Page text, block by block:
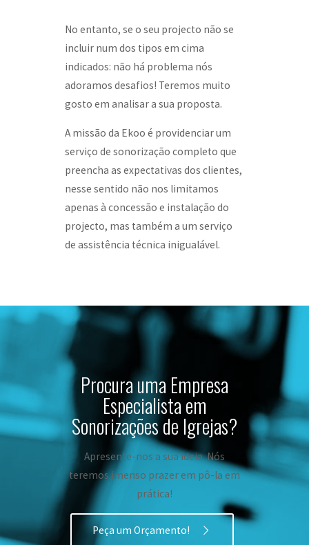
No entanto, se o seu projecto não se
incluir num dos tipos em cima
indicados: não há problema nós
adoramos desafios! Teremos muito
gosto em analisar a sua proposta.
A missão da Ekoo é providenciar um
serviço de sonorização completo que
preencha as expectativas dos clientes,
nesse sentido não nos limitamos
apenas à concessão e instalação do
projecto, mas também a um serviço
de assistência técnica inigualável.
Procura uma Empresa
Especialista em
Sonorizações de Igrejas?
Apresente-nos a sua ideia. Nós
teremos imenso prazer em pô-la em
prática!
Peça um Orçamento!